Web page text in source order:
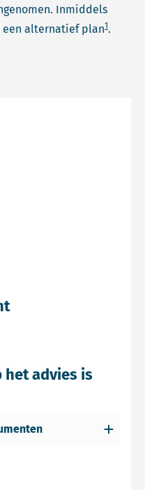
Inmiddels
een alternatief plan1 .
het advies is